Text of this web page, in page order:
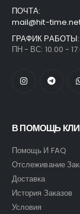
ПОЧТА:
mail@hit-
ГРАФИК РАБОТЫ:
ПН - ВС: 10.00 -
В ПОМОЩЬ
Помощь И FAQ
Отслеживание
Доставка
История Заказов
Условия